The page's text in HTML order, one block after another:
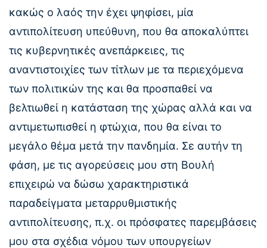
κακώς ο λαός την έχει ψηφίσει, μία
αντιπολίτευση υπεύθυνη, που θα αποκαλύπτει
τις κυβερνητικές ανεπάρκειες, τις
αναντιστοιχίες των τίτλων με τα περιεχόμενα
των πολιτικών της και θα προσπαθεί να
βελτιωθεί η κατάσταση της χώρας αλλά και να
αντιμετωπισθεί η φτώχια, που θα είναι το
μεγάλο θέμα μετά την πανδημία. Σε αυτήν τη
φάση, με τις αγορεύσεις μου στη Βουλή
επιχειρώ να δώσω χαρακτηριστικά
παραδείγματα μεταρρυθμιστικής
αντιπολίτευσης, π.χ. οι πρόσφατες παρεμβάσεις
μου στα σχέδια νόμου των υπουργείων